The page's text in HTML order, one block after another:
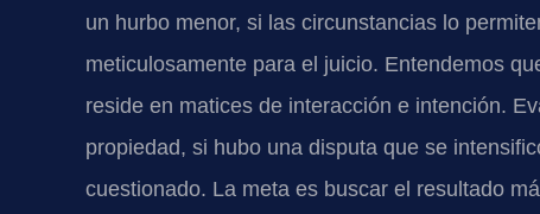
un hurbo menor, si las circunstancias lo
meticulosamente para el juicio. Entendemos
reside en matices de interacción e intención.
propiedad, si hubo una disputa que se
cuestionado. La meta es buscar el resultado